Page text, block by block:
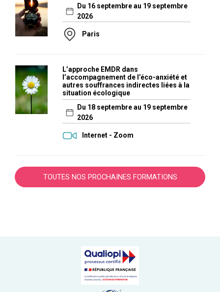
Du 16 septembre au 19 septembre
2026
Paris
L’approche EMDR dans
l’accompagnement de l’éco-anxiété et
autres souffrances indirectes liées à la
situation écologique
Du 18 septembre au 19 septembre
2026
Internet - Zoom
TOUTES NOS PROCHAINES FORMATIONS